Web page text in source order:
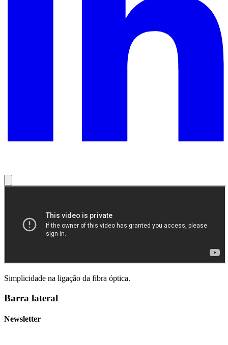
Simplicidade na ligação da fibra óptica.
Barra lateral
Newsletter